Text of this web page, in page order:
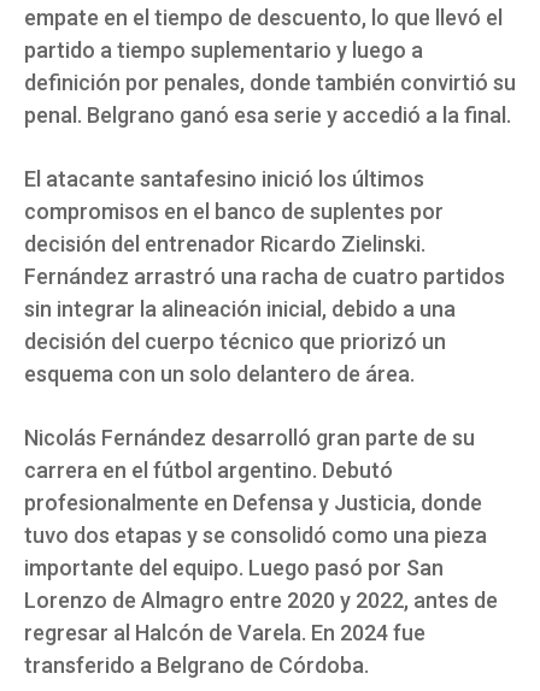
empate en el tiempo de descuento, lo que llevó el
partido a tiempo suplementario y luego a
definición por penales, donde también convirtió su
penal. Belgrano ganó esa serie y accedió a la final.
El atacante santafesino inició los últimos
compromisos en el banco de suplentes por
decisión del entrenador Ricardo Zielinski.
Fernández arrastró una racha de cuatro partidos
sin integrar la alineación inicial, debido a una
decisión del cuerpo técnico que priorizó un
esquema con un solo delantero de área.
Nicolás Fernández desarrolló gran parte de su
carrera en el fútbol argentino. Debutó
profesionalmente en Defensa y Justicia, donde
tuvo dos etapas y se consolidó como una pieza
importante del equipo. Luego pasó por San
Lorenzo de Almagro entre 2020 y 2022, antes de
regresar al Halcón de Varela. En 2024 fue
transferido a Belgrano de Córdoba.